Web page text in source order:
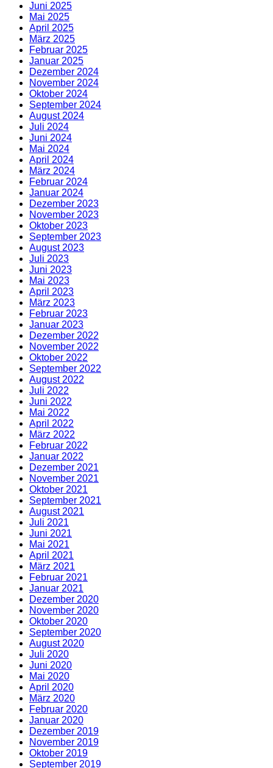
Juni 2025
Mai 2025
April 2025
März 2025
Februar 2025
Januar 2025
Dezember 2024
November 2024
Oktober 2024
September 2024
August 2024
Juli 2024
Juni 2024
Mai 2024
April 2024
März 2024
Februar 2024
Januar 2024
Dezember 2023
November 2023
Oktober 2023
September 2023
August 2023
Juli 2023
Juni 2023
Mai 2023
April 2023
März 2023
Februar 2023
Januar 2023
Dezember 2022
November 2022
Oktober 2022
September 2022
August 2022
Juli 2022
Juni 2022
Mai 2022
April 2022
März 2022
Februar 2022
Januar 2022
Dezember 2021
November 2021
Oktober 2021
September 2021
August 2021
Juli 2021
Juni 2021
Mai 2021
April 2021
März 2021
Februar 2021
Januar 2021
Dezember 2020
November 2020
Oktober 2020
September 2020
August 2020
Juli 2020
Juni 2020
Mai 2020
April 2020
März 2020
Februar 2020
Januar 2020
Dezember 2019
November 2019
Oktober 2019
September 2019